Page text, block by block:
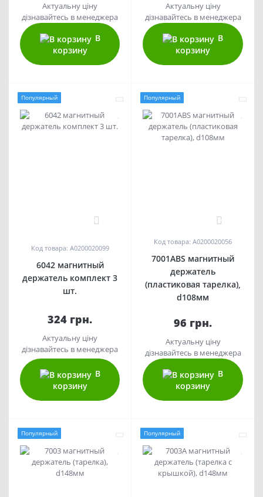
Актуальну ціну
дізнавайтесь в менеджера
В
корзину
Актуальну ціну
дізнавайтесь в менеджера
В
корзину
Популярный
0
Код товара: A0200020099
6042 магнитный
держатель комплект 3
шт.
324 грн.
Актуальну ціну
дізнавайтесь в менеджера
В
корзину
Популярный
0
Код товара: A0200020056
7001ABS магнитный
держатель
(пластиковая тарелка),
d108мм
96 грн.
Актуальну ціну
дізнавайтесь в менеджера
В
корзину
Популярный Популярный